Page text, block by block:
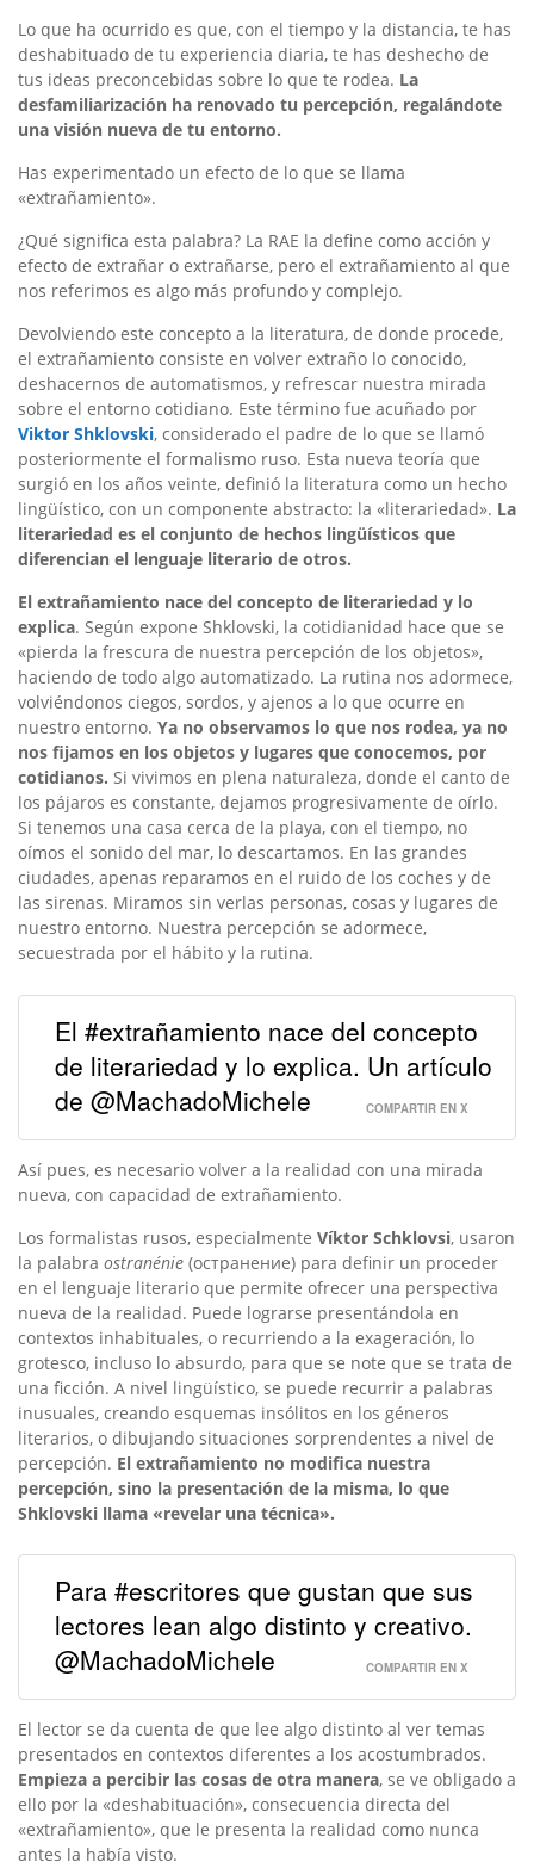
Lo que ha ocurrido es que, con el tiempo y la distancia, te has
deshabituado de tu experiencia diaria, te has deshecho de
tus ideas preconcebidas sobre lo que te rodea. La
desfamiliarización ha renovado tu percepción, regalándote
una visión nueva de tu entorno.
Has experimentado un efecto de lo que se llama
«extrañamiento».
¿Qué significa esta palabra? La RAE la define como acción y
efecto de extrañar o extrañarse, pero el extrañamiento al que
nos referimos es algo más profundo y complejo.
Devolviendo este concepto a la literatura, de donde procede,
el extrañamiento consiste en volver extraño lo conocido,
deshacernos de automatismos, y refrescar nuestra mirada
sobre el entorno cotidiano. Este término fue acuñado por
Viktor Shklovski, considerado el padre de lo que se llamó
posteriormente el formalismo ruso. Esta nueva teoría que
surgió en los años veinte, definió la literatura como un hecho
lingüístico, con un componente abstracto: la «literariedad». La
literariedad es el conjunto de hechos lingüísticos que
diferencian el lenguaje literario de otros.
El extrañamiento nace del concepto de literariedad y lo
explica. Según expone Shklovski, la cotidianidad hace que se
«pierda la frescura de nuestra percepción de los objetos»,
haciendo de todo algo automatizado. La rutina nos adormece,
volviéndonos ciegos, sordos, y ajenos a lo que ocurre en
nuestro entorno. Ya no observamos lo que nos rodea, ya no
nos fijamos en los objetos y lugares que conocemos, por
cotidianos. Si vivimos en plena naturaleza, donde el canto de
los pájaros es constante, dejamos progresivamente de oírlo.
Si tenemos una casa cerca de la playa, con el tiempo, no
oímos el sonido del mar, lo descartamos. En las grandes
ciudades, apenas reparamos en el ruido de los coches y de
las sirenas. Miramos sin verlas personas, cosas y lugares de
nuestro entorno. Nuestra percepción se adormece,
secuestrada por el hábito y la rutina.
El #extrañamiento nace del concepto
de literariedad y lo explica. Un artículo
de @MachadoMichele
COMPARTIR EN X
Así pues, es necesario volver a la realidad con una mirada
nueva, con capacidad de extrañamiento.
Los formalistas rusos, especialmente Víktor Schklovsi, usaron
la palabra ostranénie (остранение) para definir un proceder
en el lenguaje literario que permite ofrecer una perspectiva
nueva de la realidad. Puede lograrse presentándola en
contextos inhabituales, o recurriendo a la exageración, lo
grotesco, incluso lo absurdo, para que se note que se trata de
una ficción. A nivel lingüístico, se puede recurrir a palabras
inusuales, creando esquemas insólitos en los géneros
literarios, o dibujando situaciones sorprendentes a nivel de
percepción. El extrañamiento no modifica nuestra
percepción, sino la presentación de la misma, lo que
Shklovski llama «revelar una técnica».
Para #escritores que gustan que sus
lectores lean algo distinto y creativo.
@MachadoMichele
COMPARTIR EN X
El lector se da cuenta de que lee algo distinto al ver temas
presentados en contextos diferentes a los acostumbrados.
Empieza a percibir las cosas de otra manera, se ve obligado a
ello por la «deshabituación», consecuencia directa del
«extrañamiento», que le presenta la realidad como nunca
antes la había visto.